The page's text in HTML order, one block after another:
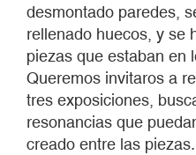
desmontado paredes,
rellenado huecos, y se
piezas que estaban en
Queremos invitaros a
tres exposiciones,
resonancias que
creado entre las piezas.